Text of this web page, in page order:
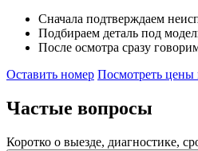
Сначала подтверждаем
Подбираем деталь под
После осмотра сразу
Оставить номер Посмотреть цены
Частые вопросы
Коротко о выезде, диагностике,